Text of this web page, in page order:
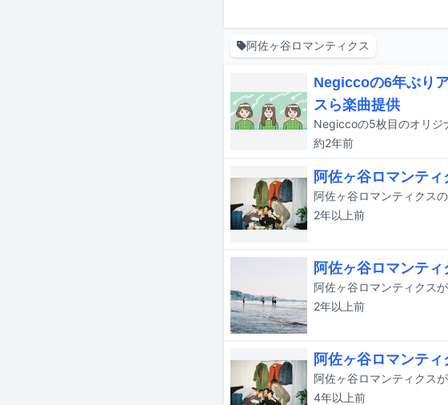
阿佐ヶ谷ロマンティクス
Negiccoの6年ぶり
スら楽曲提供
Negiccoの5枚目のオリジ
約2年前
阿佐ヶ谷ロマンテ
阿佐ヶ谷ロマンティクス
2年以上前
阿佐ヶ谷ロマンテ
2年以上前
阿佐ヶ谷ロマンテ
阿佐ヶ谷ロマンティクス
4年以上前